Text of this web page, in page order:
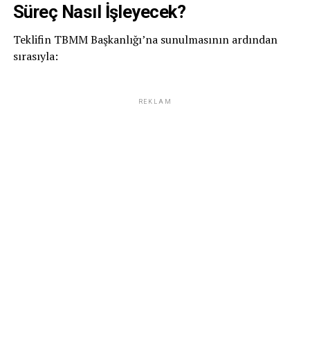
Süreç Nasıl İşleyecek?
Teklifin TBMM Başkanlığı’na sunulmasının ardından
sırasıyla:
REKLAM